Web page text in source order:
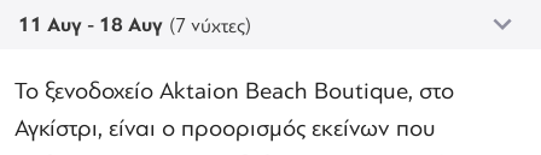
11 Αυγ - 18 Αυγ (7 νύχτες)
Το ξενοδοχείο Aktaion Beach Boutique, στο
Αγκίστρι, είναι ο προορισμός εκείνων που